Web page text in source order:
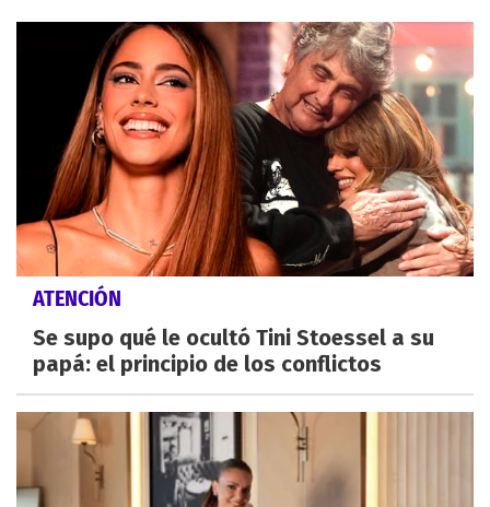
ATENCIÓN
Se supo qué le ocultó Tini Stoessel a su
papá: el principio de los conflictos